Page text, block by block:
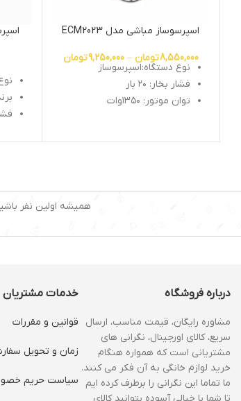
اسپرسوساز مباشی مدل ECM2023
8,550,000تومان –
9,250,000تومان
نوع دستگاه:اسپرسوساز
فشار بخار: ۲۰ بار
توان موتور: ۱۳۵۰وات
گرمکن فنجان: دارد
وزن: ۵ کیلوگرم
نوشیدنیهای قابل تهیه: اسپرسو،
آبجوش، شیر گرم، موکا و …
همیشه اولین نفر
درباره فروشگاه
مشاوره رایگان، قیمت مناسب، ارسال
سریع، کالای اورجینال، نگرانی های
مشتریانی است که همواره هنگام
خرید لوازم خانگی به آن فکر می کنند.
ما تماما این نگرانی را برطرف کرده ایم
خدمات مشتریان
قوانین و مقررات
زمان و‌ تحویل
سیاست حریم